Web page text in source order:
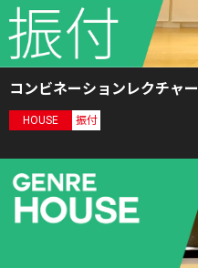
コンビネーションレクチャー
HOUSE 振付